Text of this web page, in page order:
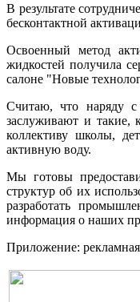
В результате
бесконтактной
Освоенный метод
жидкостей получила
салоне "Новые
Считаю, что наряду
заслуживают и такие,
коллективу школы,
активную воду.
Мы готовы
структур об их
разработать
информация о наших
Приложение: